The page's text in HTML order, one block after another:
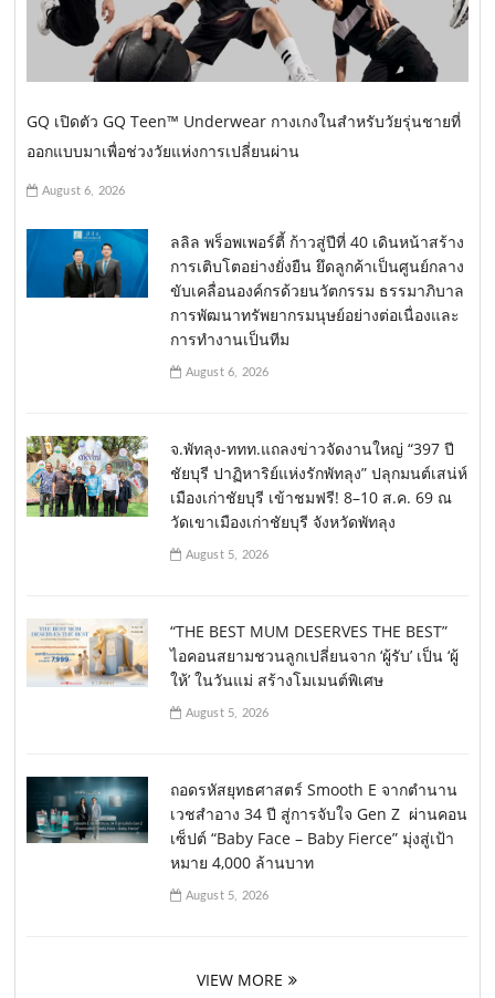
GQ เปิดตัว GQ Teen™ Underwear กางเกงในสำหรับวัยรุ่นชายที่
ออกแบบมาเพื่อช่วงวัยแห่งการเปลี่ยนผ่าน
August 6, 2026
ลลิล พร็อพเพอร์ตี้ ก้าวสู่ปีที่ 40 เดินหน้าสร้าง
การเติบโตอย่างยั่งยืน ยึดลูกค้าเป็นศูนย์กลาง
ขับเคลื่อนองค์กรด้วยนวัตกรรม ธรรมาภิบาล
การพัฒนาทรัพยากรมนุษย์อย่างต่อเนื่องและ
การทำงานเป็นทีม
August 6, 2026
จ.พัทลุง-ททท.แถลงข่าวจัดงานใหญ่ “397 ปี
ชัยบุรี ปาฏิหาริย์แห่งรักพัทลุง” ปลุกมนต์เสน่ห์
เมืองเก่าชัยบุรี เข้าชมฟรี! 8–10 ส.ค. 69 ณ
วัดเขาเมืองเก่าชัยบุรี จังหวัดพัทลุง
August 5, 2026
“THE BEST MUM DESERVES THE BEST”
ไอคอนสยามชวนลูกเปลี่ยนจาก ‘ผู้รับ’ เป็น ‘ผู้
ให้’ ในวันแม่ สร้างโมเมนต์พิเศษ
August 5, 2026
ถอดรหัสยุทธศาสตร์ Smooth E จากตำนาน
เวชสำอาง 34 ปี สู่การจับใจ Gen Z ผ่านคอน
เซ็ปต์ “Baby Face – Baby Fierce” มุ่งสู่เป้า
หมาย 4,000 ล้านบาท
August 5, 2026
VIEW MORE